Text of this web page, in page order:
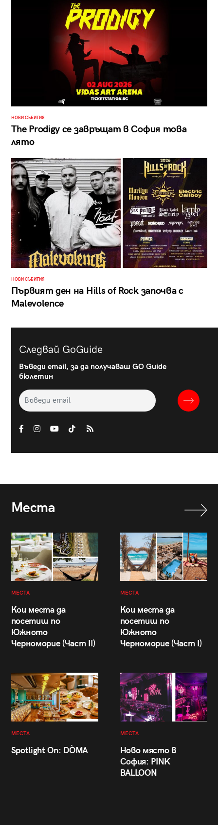
НОВИ СЪБИТИЯ
The Prodigy се завръщат в София това
лято
НОВИ СЪБИТИЯ
Първият ден на Hills of Rock започва с
Malevolence
Следвай GoGuide
Въведи email, за да получаваш GO Guide
бюлетин
Места
МЕСТА
Кои места да
посетиш по
Южното
Черноморие (Част II)
МЕСТА
Кои места да
посетиш по
Южното
Черноморие (Част I)
МЕСТА
Spotlight On: DÒMA
МЕСТА
Ново място в
София: PINK
BALLOON